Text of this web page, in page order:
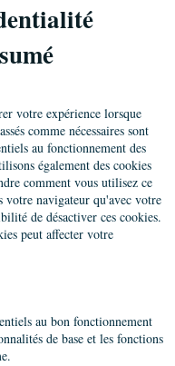
votre expérience lorsque
comme nécessaires sont
au fonctionnement des
également des cookies
comment vous utilisez ce
votre navigateur qu'avec votre
de désactiver ces cookies.
peut affecter votre
au bon fonctionnement
de base et les fonctions